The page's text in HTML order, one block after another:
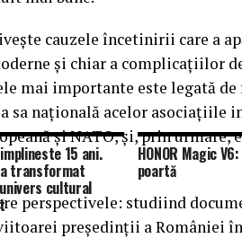
cauzele încetinirii care a
și chiar a complicațiilor
mai importante este legată
sa națională acelor asociațiile
și NATO, și, prin
perspectivele: studiind
președinții a României
implineste 15 ani.
transformat
cultural
HONOR Magic
poartă